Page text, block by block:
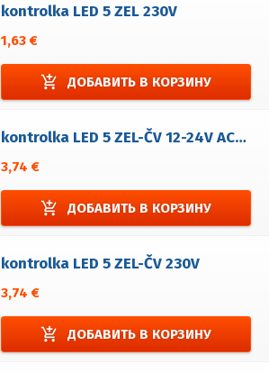
kontrolka LED 5 ZEL 230V
1,63 €
add_shopping_cart ДОБАВИТЬ В КОРЗИНУ
kontrolka LED 5 ZEL-ČV 12-24V AC/DC
3,74 €
add_shopping_cart ДОБАВИТЬ В КОРЗИНУ
kontrolka LED 5 ZEL-ČV 230V
3,74 €
add_shopping_cart ДОБАВИТЬ В КОРЗИНУ